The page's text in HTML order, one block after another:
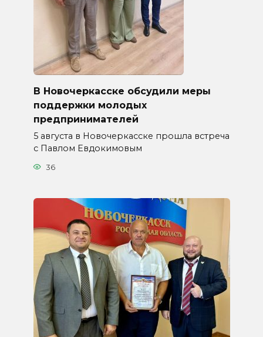
В Новочеркасске обсудили меры
поддержки молодых
предпринимателей
5 августа в Новочеркасске прошла встреча
с Павлом Евдокимовым
36